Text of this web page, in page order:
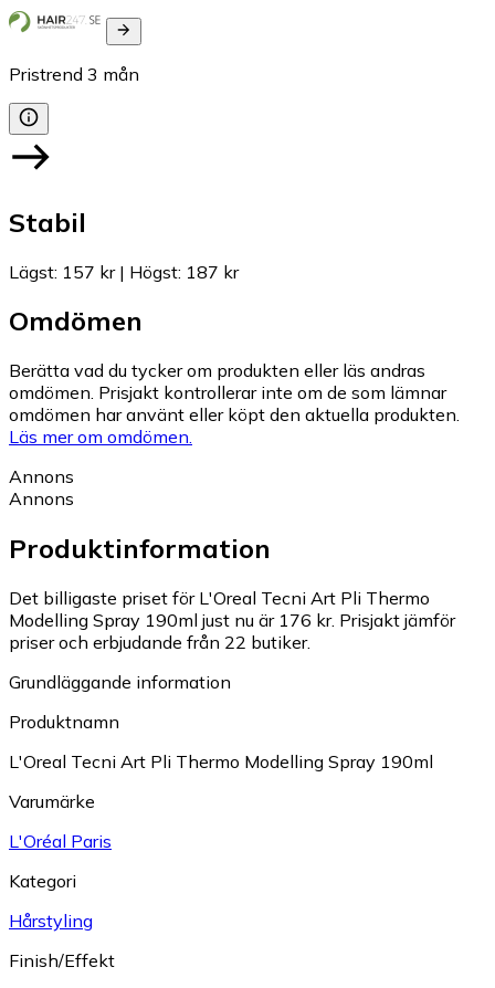
Pristrend 3 mån
Stabil
Lägst: 157 kr| Högst: 187 kr
Omdömen
Berätta vad du tycker om produkten eller läs andras
omdömen. Prisjakt kontrollerar inte om de som lämnar
omdömen har använt eller köpt den aktuella produkten.
Läs mer om omdömen.
Annons
Annons
Produktinformation
Det billigaste priset för L'Oreal Tecni Art Pli Thermo
Modelling Spray 190ml just nu är 176 kr. Prisjakt jämför
priser och erbjudande från 22 butiker.
Grundläggande information
Produktnamn
L'Oreal Tecni Art Pli Thermo Modelling Spray 190ml
Varumärke
L'Oréal Paris
Kategori
Hårstyling
Finish/Effekt